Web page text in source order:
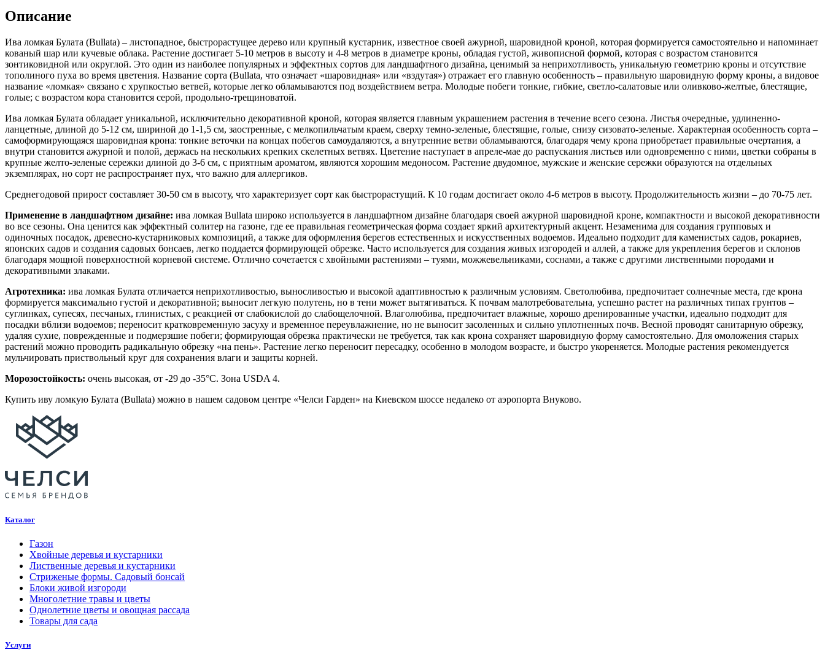
ШАР
Описание
Ива ломкая Булата (Bullata) – листопадное, быстрорастущее дерево или крупный кустарник, известное своей ажурной, шаровидной кроной, которая формируется самостоятельно и напоминает
кованый шар или кучевые облака. Растение достигает 5-10 метров в высоту и 4-8 метров в диаметре кроны, обладая густой, живописной формой, которая с возрастом становится
зонтиковидной или округлой. Это один из наиболее популярных и эффектных сортов для ландшафтного дизайна, ценимый за неприхотливость, уникальную геометрию кроны и отсутствие
тополиного пуха во время цветения. Название сорта (Bullata, что означает «шаровидная» или «вздутая») отражает его главную особенность – правильную шаровидную форму кроны, а видовое
название «ломкая» связано с хрупкостью ветвей, которые легко обламываются под воздействием ветра. Молодые побеги тонкие, гибкие, светло-салатовые или оливково-желтые, блестящие,
голые; с возрастом кора становится серой, продольно-трещиноватой.
Ива ломкая Булата обладает уникальной, исключительно декоративной кроной, которая является главным украшением растения в течение всего сезона. Листья очередные, удлиненно-
ланцетные, длиной до 5-12 см, шириной до 1-1,5 см, заостренные, с мелкопильчатым краем, сверху темно-зеленые, блестящие, голые, снизу сизовато-зеленые. Характерная особенность сорта –
самоформирующаяся шаровидная крона: тонкие веточки на концах побегов самоудаляются, а внутренние ветви обламываются, благодаря чему крона приобретает правильные очертания, а
внутри становится ажурной и полой, держась на нескольких крепких скелетных ветвях. Цветение наступает в апреле-мае до распускания листьев или одновременно с ними, цветки собраны в
крупные желто-зеленые сережки длиной до 3-6 см, с приятным ароматом, являются хорошим медоносом. Растение двудомное, мужские и женские сережки образуются на отдельных
экземплярах, но сорт не распространяет пух, что важно для аллергиков.
Среднегодовой прирост составляет 30-50 см в высоту, что характеризует сорт как быстрорастущий. К 10 годам достигает около 4-6 метров в высоту. Продолжительность жизни – до 70-75 лет.
Применение в ландшафтном дизайне: ива ломкая Bullata широко используется в ландшафтном дизайне благодаря своей ажурной шаровидной кроне, компактности и высокой декоративности
во все сезоны. Она ценится как эффектный солитер на газоне, где ее правильная геометрическая форма создает яркий архитектурный акцент. Незаменима для создания групповых и
одиночных посадок, древесно-кустарниковых композиций, а также для оформления берегов естественных и искусственных водоемов. Идеально подходит для каменистых садов, рокариев,
японских садов и создания садовых бонсаев, легко поддается формирующей обрезке. Часто используется для создания живых изгородей и аллей, а также для укрепления берегов и склонов
благодаря мощной поверхностной корневой системе. Отлично сочетается с хвойными растениями – туями, можжевельниками, соснами, а также с другими лиственными породами и
декоративными злаками.
Агротехника: ива ломкая Булата отличается неприхотливостью, выносливостью и высокой адаптивностью к различным условиям. Светолюбива, предпочитает солнечные места, где крона
формируется максимально густой и декоративной; выносит легкую полутень, но в тени может вытягиваться. К почвам малотребовательна, успешно растет на различных типах грунтов –
суглинках, супесях, песчаных, глинистых, с реакцией от слабокислой до слабощелочной. Влаголюбива, предпочитает влажные, хорошо дренированные участки, идеально подходит для
посадки вблизи водоемов; переносит кратковременную засуху и временное переувлажнение, но не выносит засоленных и сильно уплотненных почв. Весной проводят санитарную обрезку,
удаляя сухие, поврежденные и подмерзшие побеги; формирующая обрезка практически не требуется, так как крона сохраняет шаровидную форму самостоятельно. Для омоложения старых
растений можно проводить радикальную обрезку «на пень». Растение легко переносит пересадку, особенно в молодом возрасте, и быстро укореняется. Молодые растения рекомендуется
мульчировать приствольный круг для сохранения влаги и защиты корней.
Морозостойкость: очень высокая, от -29 до -35°C. Зона USDA 4.
Купить иву ломкую Булата (Bullata) можно в нашем садовом центре «Челси Гарден» на Киевском шоссе недалеко от аэропорта Внуково.
Каталог
Газон
Хвойные деревья и кустарники
Лиственные деревья и кустарники
Стриженые формы. Садовый бонсай
Блоки живой изгороди
Многолетние травы и цветы
Однолетние цветы и овощная рассада
Товары для сада
Услуги